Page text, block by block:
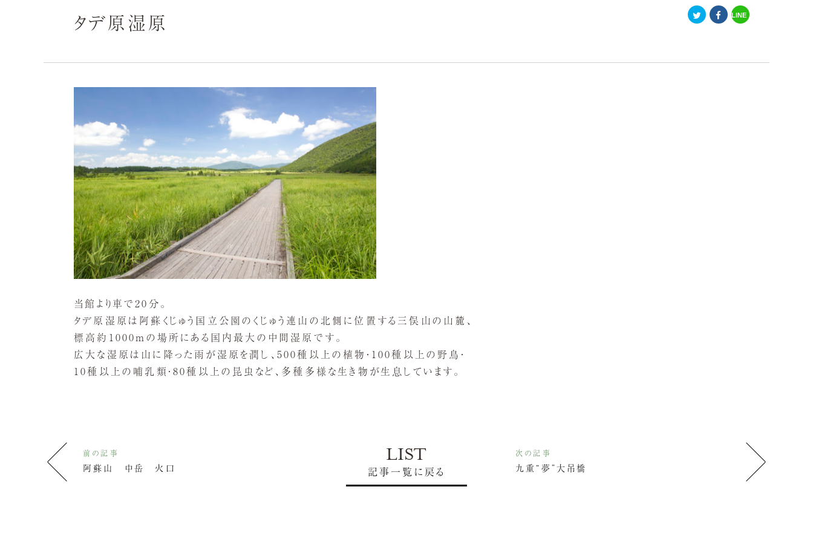
タデ原湿原
当館より車で20分。
タデ原湿原は阿蘇くじゅう国立公園のくじゅう連山の北側に位置する三俣山の山麓、
標高約1000ｍの場所にある国内最大の中間湿原です。
広大な湿原は山に降った雨が湿原を潤し、500種以上の植物・100種以上の野鳥・
10種以上の哺乳類・80種以上の昆虫など、多種多様な生き物が生息しています。
前の記事
阿蘇山 中岳 火口
LIST
記事一覧に戻る
次の記事
九重“夢”大吊橋